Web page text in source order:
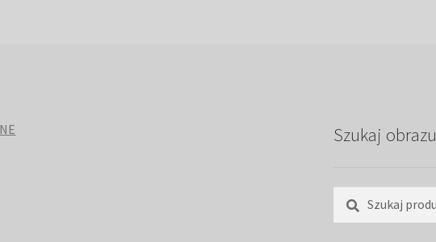
Szukaj obrazu
Szukaj:
Szukaj